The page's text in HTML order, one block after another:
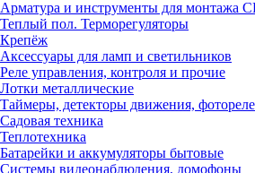
Арматура и инструменты для монтажа
Теплый пол. Терморегуляторы
Крепёж
Аксессуары для ламп и светильников
Реле управления, контроля и прочие
Лотки металлические
Таймеры, детекторы движения, фотореле
Садовая техника
Теплотехника
Батарейки и аккумуляторы бытовые
Системы видеонаблюдения, домофоны